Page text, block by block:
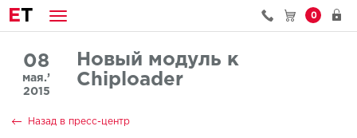
ET 0
08
мая.’
2015
Новый модуль к
Chiploader
Назад в пресс-центр